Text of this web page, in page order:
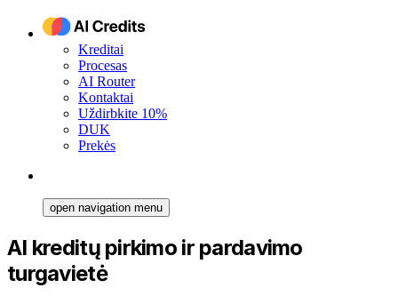
Kreditai
Procesas
AI Router
Kontaktai
Uždirbkite 10%
DUK
Prekės
open navigation menu
AI kreditų pirkimo ir pardavimo
turgavietė